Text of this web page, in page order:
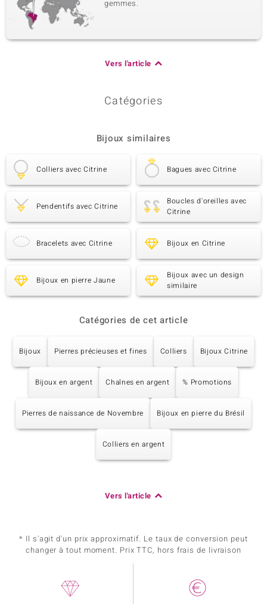
gemmes.
Vers l'article
Catégories
Bijoux similaires
Colliers avec Citrine Bagues avec Citrine
Pendentifs avec Citrine
Boucles d'oreilles avec
Citrine
Bracelets avec Citrine Bijoux en Citrine
Bijoux en pierre Jaune
Bijoux avec un design
similaire
Catégories de cet article
Bijoux Pierres précieuses et fines Colliers Bijoux Citrine
Bijoux en argent Chaînes en argent % Promotions
Pierres de naissance de Novembre Bijoux en pierre du Brésil
Colliers en argent
Vers l'article
* Il s'agit d'un prix approximatif. Le taux de conversion peut
changer à tout moment. Prix TTC, hors frais de livraison